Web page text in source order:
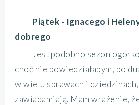
Piątek - Ignacego i
dobrego
Jest podobno sezon
choć nie powiedziałabym, bo
w wielu sprawach i
zawiadamiają. Mam wrażenie,